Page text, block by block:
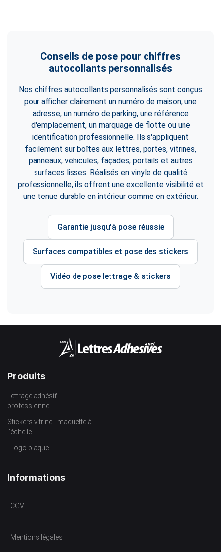
Conseils de pose pour chiffres
autocollants personnalisés
Nos chiffres autocollants personnalisés sont conçus
pour afficher clairement un numéro de maison, une
adresse, un numéro de parking, une référence
d'emplacement, un marquage de flotte ou une
identification professionnelle. Ils s'appliquent
facilement sur boîtes aux lettres, portes, vitrines,
panneaux, véhicules, façades, portails et autres
surfaces lisses. Réalisés en vinyle de qualité
professionnelle, ils offrent une excellente visibilité et
une tenue durable en intérieur comme en extérieur.
Garantie jusqu'à pose réussie
Surfaces compatibles et pose des stickers
Vidéo de pose lettrage & stickers
Produits
Lettrage adhésif
professionnel
Stickers vitrine - maquette à
l’échelle
Logo plaque
Informations
CGV
Mentions légales